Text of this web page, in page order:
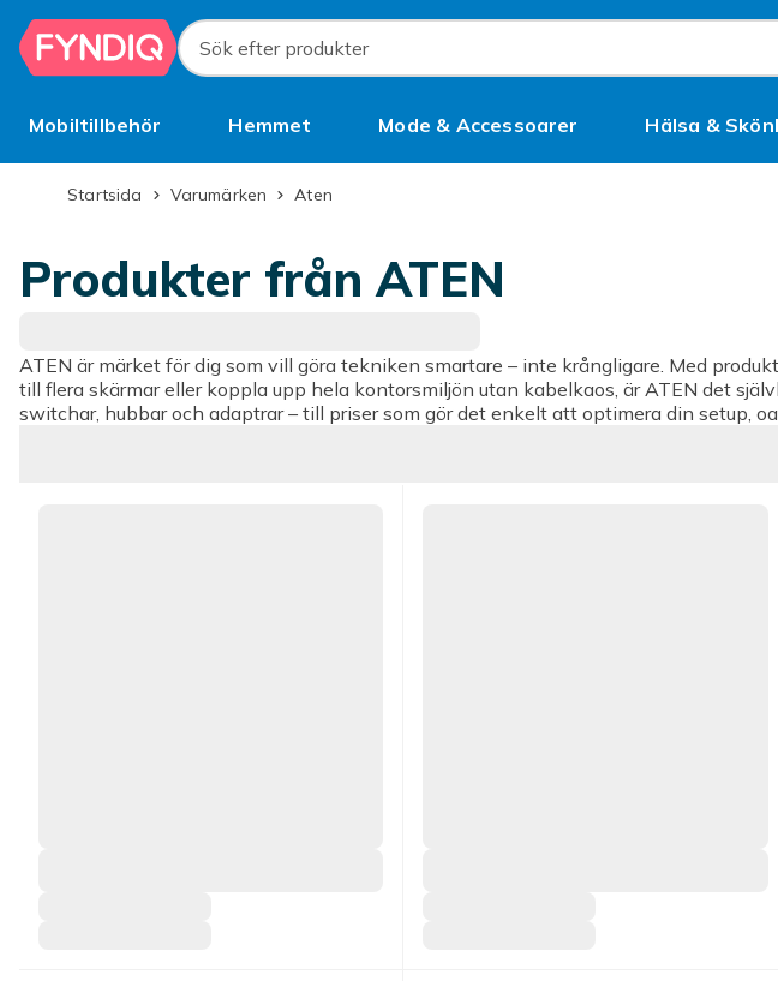
Hoppa till huvudinnehållet
Sök efter produkter
Mobiltillbehör Hemmet Mode & Accessoarer Hälsa &
Bättre än begagnat
Startsida Varumärken Aten
Produkter från ATEN
ATEN är märket för dig som vill göra tekniken smartare – inte krångligare. Med
till flera skärmar eller koppla upp hela kontorsmiljön utan kabelkaos, är ATEN det
switchar, hubbar och adaptrar – till priser som gör det enkelt att optimera din setup,